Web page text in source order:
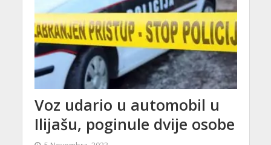
Voz udario u automobil u
Ilijašu, poginule dvije osobe